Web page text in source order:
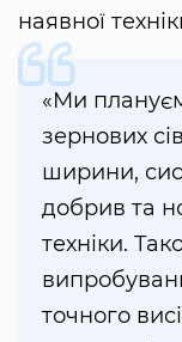
наявної
«Ми
зернових
ширини,
добрив та
техніки.
точного